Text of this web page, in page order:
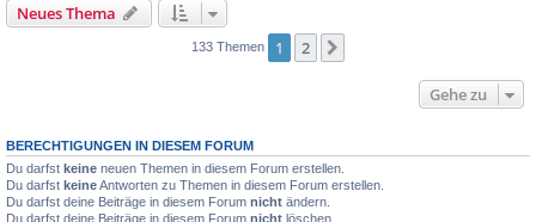
Neues Thema
133 Themen 1 2
Gehe zu
BERECHTIGUNGEN IN DIESEM FORUM
Du darfst keine neuen Themen in diesem Forum erstellen.
Du darfst keineAntworten zu Themen in diesem Forum erstellen.
Du darfst deine Beiträge in diesem Forum nicht ändern.
Du darfst deine Beiträge in diesem Forum nicht löschen.